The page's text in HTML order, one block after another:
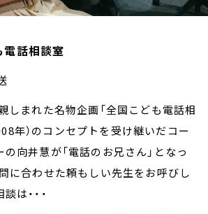
話相談室
しまれた名物企画「全国こども電話相
年）のコンセプトを受け継いだコー
向井慧が「電話のお兄さん」となっ
問に合わせた頼もしい先生をお呼びし
は・・・